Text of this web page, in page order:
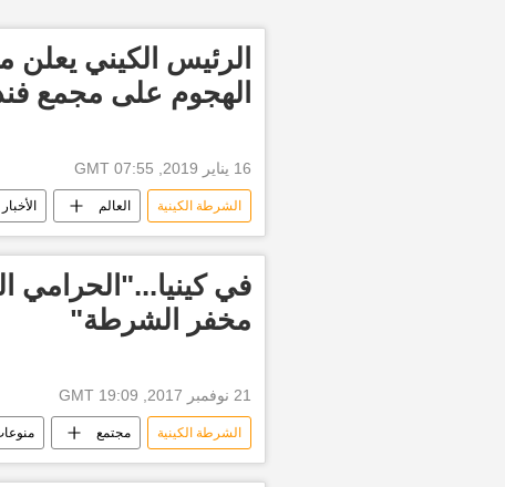
الهجوم على مجمع
16 يناير 2019, 07:55 GMT
الشرطة الكينية العالم الأخبار
الحكومة الكينية تفجيرات
أخبار العالم الآنفي
مخفر الشرطة"
21 نوفمبر 2017, 19:09 GMT
الشرطة الكينية مجتمع
أخبار كينيا